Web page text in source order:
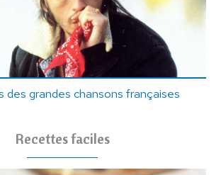
des grandes chansons françaises
Recettes faciles